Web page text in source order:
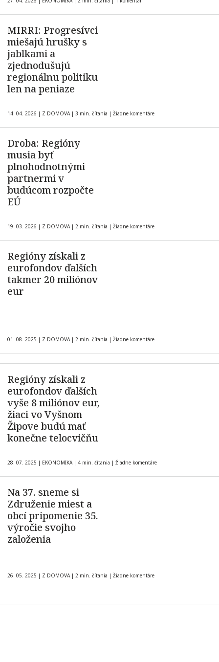
MIRRI: Progresívci
miešajú hrušky s
jablkami a
zjednodušujú
regionálnu politiku
len na peniaze
14. 04. 2026 | Z DOMOVA | 3 min. čítania | Žiadne komentáre
Droba: Regióny
musia byť
plnohodnotnými
partnermi v
budúcom rozpočte
EÚ
19. 03. 2026 | Z DOMOVA | 2 min. čítania | Žiadne komentáre
Regióny získali z
eurofondov ďalších
takmer 20 miliónov
eur
01. 08. 2025 | Z DOMOVA | 2 min. čítania | Žiadne komentáre
Regióny získali z
eurofondov ďalších
vyše 8 miliónov eur,
žiaci vo Vyšnom
Žipove budú mať
konečne telocvičňu
28. 07. 2025 | EKONOMIKA | 4 min. čítania | Žiadne komentáre
Na 37. sneme si
Združenie miest a
obcí pripomenie 35.
výročie svojho
založenia
26. 05. 2025 | Z DOMOVA | 2 min. čítania | Žiadne komentáre